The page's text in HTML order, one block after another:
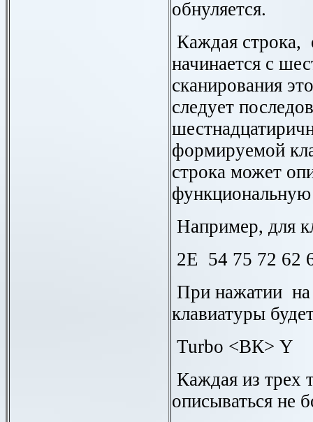
обнуляется.
Каждая
начинается с
сканирования
следует
формируемой
строка может
Например, для
2E 54 75 72 62
При нажатии
клавиатуры
Turbo <ВК> Y
Каждая из трех
описываться не